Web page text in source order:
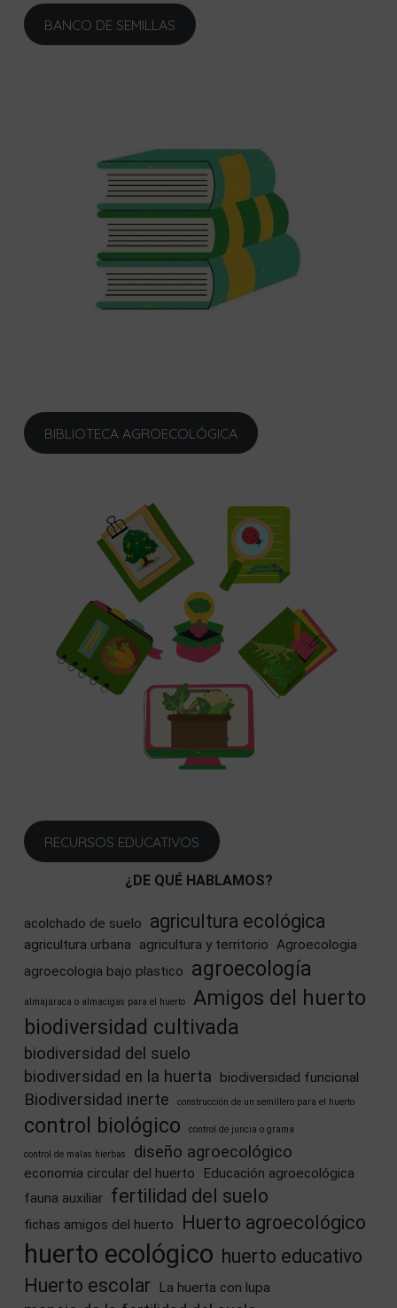
BANCO DE SEMILLAS
BIBLIOTECA AGROECOLÓGICA
RECURSOS EDUCATIVOS
¿DE QUÉ HABLAMOS?
acolchado de suelo agricultura ecológica
agricultura urbana agricultura y territorio Agroecologia
agroecologia bajo plastico
agroecología
almajaraca o almacigas para el huerto
Amigos del huerto
biodiversidad cultivada
biodiversidad del suelo
biodiversidad en la huerta
biodiversidad funcional
Biodiversidad inerte construcción de un semillero para el huerto
control biológico control de juncia o grama
control de malas hierbas diseño agroecológico
economia circular del huerto
Educación agroecológica
fauna auxiliar fertilidad del suelo
fichas amigos del huerto Huerto agroecológico
huerto ecológico huerto educativo
Huerto escolar
La huerta con lupa